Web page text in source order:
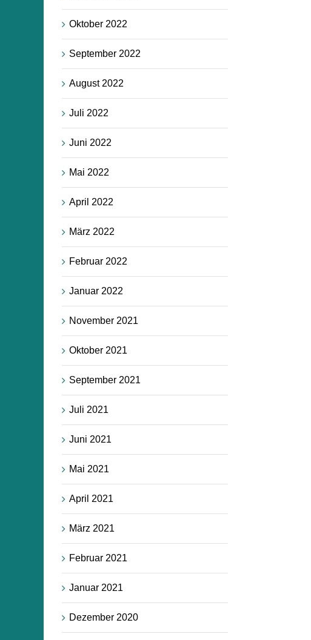
Oktober 2022
September 2022
August 2022
Juli 2022
Juni 2022
Mai 2022
April 2022
März 2022
Februar 2022
Januar 2022
November 2021
Oktober 2021
September 2021
Juli 2021
Juni 2021
Mai 2021
April 2021
März 2021
Februar 2021
Januar 2021
Dezember 2020